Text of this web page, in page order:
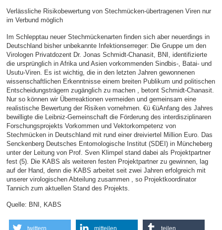
Verlässliche Risikobewertung von Stechmücken-übertragenen Viren nur
im Verbund möglich
Im Schlepptau neuer Stechmückenarten finden sich aber neuerdings in
Deutschland bisher unbekannte Infektionserreger: Die Gruppe um den
Virologen Privatdozent Dr. Jonas Schmidt-Chanasit, BNI, identifizierte
die ursprünglich in Afrika und Asien vorkommenden Sindbis-, Batai- und
Usutu-Viren. Es ist wichtig, die in den letzten Jahren gewonnenen
wissenschaftlichen Erkenntnisse einem breiten Publikum und politischen
Entscheidungsträgern zugänglich zu machen , betont Schmidt-Chanasit.
Nur so können wir Überreaktionen vermeiden und gemeinsam eine
realistische Bewertung der Risiken vornehmen. €ü €üAnfang des Jahres
bewilligte die Leibniz-Gemeinschaft die Förderung des interdisziplinaren
Forschungsprojekts Vorkommen und Vektorkompetenz von
Stechmücken in Deutschland mit rund einer dreiviertel Million Euro. Das
Senckenberg Deutsches Entomologische Institut (SDEI) in Müncheberg
unter der Leitung von Prof. Sven Klimpel stand dabei als Projektpartner
fest (5). Die KABS als weiteren festen Projektpartner zu gewinnen, lag
auf der Hand, denn die KABS arbeitet seit zwei Jahren erfolgreich mit
unserer virologischen Abteilung zusammen , so Projektkoordinator
Tannich zum aktuellen Stand des Projekts.
Quelle: BNI, KABS
twittern mitteilen teilen